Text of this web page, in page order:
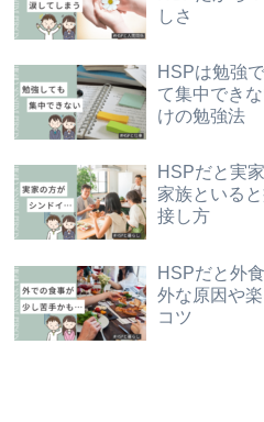
しさ
HSPは勉強
て集中でき
けの勉強法
HSPだと実
家族といる
接し方
HSPだと外
外な原因や
コツ